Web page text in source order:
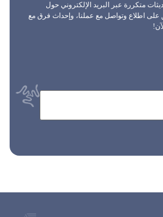
متكررة عبر البريد الإلكتروني حول
على اطلاع وتواصل مع عملنا، وإحداث فرق مع